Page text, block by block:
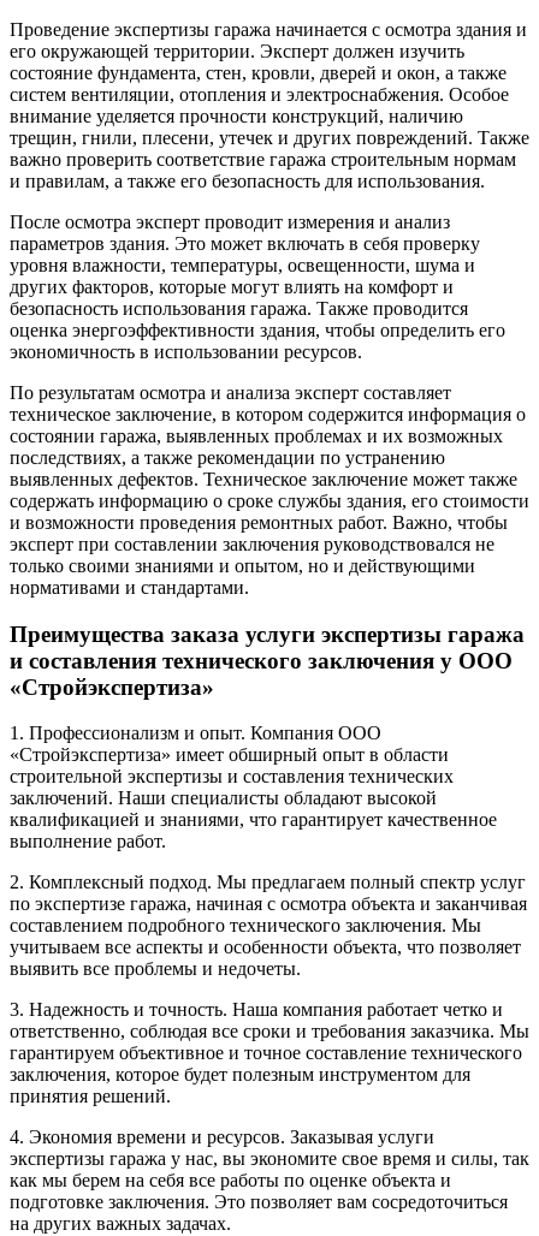
Проведение экспертизы гаража начинается с осмотра здания и
его окружающей территории. Эксперт должен изучить
состояние фундамента, стен, кровли, дверей и окон, а также
систем вентиляции, отопления и электроснабжения. Особое
внимание уделяется прочности конструкций, наличию
трещин, гнили, плесени, утечек и других повреждений. Также
важно проверить соответствие гаража строительным нормам
и правилам, а также его безопасность для использования.
После осмотра эксперт проводит измерения и анализ
параметров здания. Это может включать в себя проверку
уровня влажности, температуры, освещенности, шума и
других факторов, которые могут влиять на комфорт и
безопасность использования гаража. Также проводится
оценка энергоэффективности здания, чтобы определить его
экономичность в использовании ресурсов.
По результатам осмотра и анализа эксперт составляет
техническое заключение, в котором содержится информация о
состоянии гаража, выявленных проблемах и их возможных
последствиях, а также рекомендации по устранению
выявленных дефектов. Техническое заключение может также
содержать информацию о сроке службы здания, его стоимости
и возможности проведения ремонтных работ. Важно, чтобы
эксперт при составлении заключения руководствовался не
только своими знаниями и опытом, но и действующими
нормативами и стандартами.
Преимущества заказа услуги экспертизы гаража
и составления технического заключения у ООО
«Стройэкспертиза»
1. Профессионализм и опыт. Компания ООО
«Стройэкспертиза» имеет обширный опыт в области
строительной экспертизы и составления технических
заключений. Наши специалисты обладают высокой
квалификацией и знаниями, что гарантирует качественное
выполнение работ.
2. Комплексный подход. Мы предлагаем полный спектр услуг
по экспертизе гаража, начиная с осмотра объекта и заканчивая
составлением подробного технического заключения. Мы
учитываем все аспекты и особенности объекта, что позволяет
выявить все проблемы и недочеты.
3. Надежность и точность. Наша компания работает четко и
ответственно, соблюдая все сроки и требования заказчика. Мы
гарантируем объективное и точное составление технического
заключения, которое будет полезным инструментом для
принятия решений.
4. Экономия времени и ресурсов. Заказывая услуги
экспертизы гаража у нас, вы экономите свое время и силы, так
как мы берем на себя все работы по оценке объекта и
подготовке заключения. Это позволяет вам сосредоточиться
на других важных задачах.